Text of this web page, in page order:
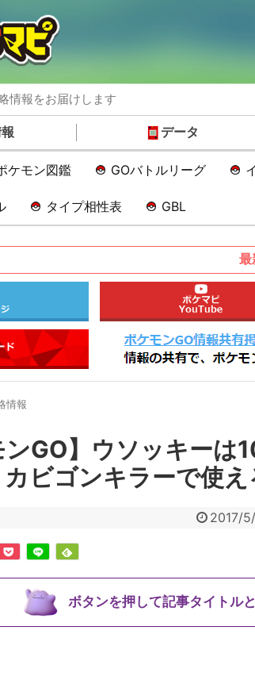
情報をお届けします
データ
ケモン図鑑 GOバトルリーグ
タイプ相性表 GBL
最
情報
ンGO】ウソッキー
ビゴンキラーで使え
2017/
ボタンを押して記事タイトル